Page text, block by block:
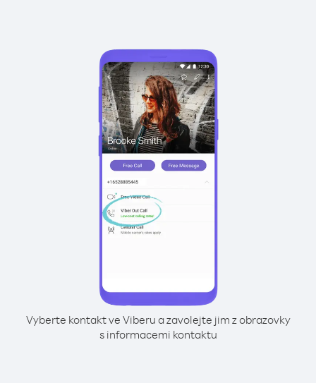
Vyberte kontakt ve Viberu a zavolejte jim z obrazovky
s informacemi kontaktu